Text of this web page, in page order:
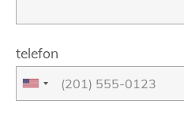
telefon